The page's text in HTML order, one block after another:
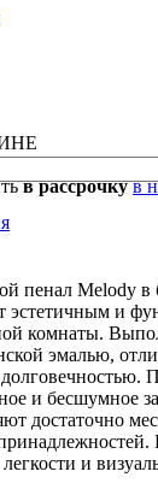
в рассрочку в
пенал Melody в
эстетичным и
комнаты.
эмалью,
и бесшумное
достаточно
и